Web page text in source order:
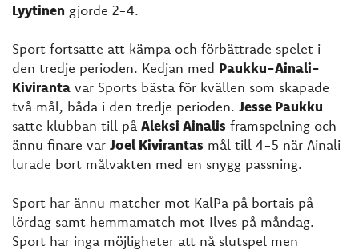
Lyytinen gjorde 2-4.
Sport fortsatte att kämpa och förbättrade spelet i
den tredje perioden. Kedjan med Paukku-Ainali-
Kiviranta var Sports bästa för kvällen som skapade
två mål, båda i den tredje perioden. Jesse Paukku
satte klubban till på Aleksi Ainalis framspelning och
ännu finare var Joel Kivirantas mål till 4-5 när Ainali
lurade bort målvakten med en snygg passning.
Sport har ännu matcher mot KalPa på bortais på
lördag samt hemmamatch mot Ilves på måndag.
Sport har inga möjligheter att nå slutspel men